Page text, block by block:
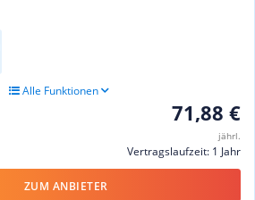
Alle Funktionen
71,88 €
jährl.
Vertragslaufzeit: 1 Jahr
ZUM ANBIETER